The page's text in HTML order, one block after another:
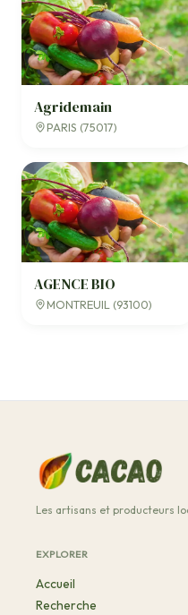
Agridemain
PARIS (75017)
AGENCE BIO
MONTREUIL (93100)
Les artisans et producteurs
EXPLORER
Accueil
Recherche